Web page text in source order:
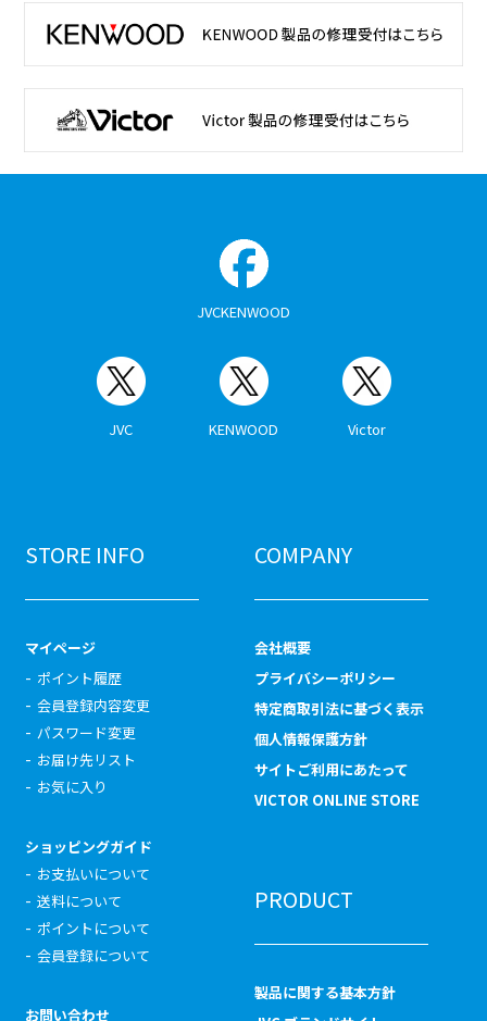
JVCKENWOOD
JVC KENWOOD Victor
STORE INFO
マイページ
ポイント履歴
会員登録内容変更
パスワード変更
お届け先リスト
お気に入り
ショッピングガイド
お支払いについて
送料について
ポイントについて
会員登録について
お問い合わせ
COMPANY
会社概要
プライバシーポリシー
特定商取引法に基づく表示
個人情報保護方針
サイトご利用にあたって
VICTOR ONLINE STORE
PRODUCT
製品に関する基本方針